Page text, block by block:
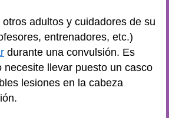
adultos y cuidadores de su
entrenadores, etc.)
durante una convulsión. Es
necesite llevar puesto un casco
lesiones en la cabeza